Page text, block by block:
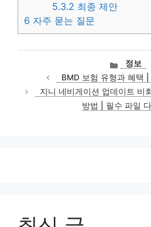
5.3.2 최종 제안
6 자주 묻는 질문
카
테
고
리
정보
BMD 보험 유형과 혜택
지니 네비게이션 업데이트 비
방법 | 필수 파일